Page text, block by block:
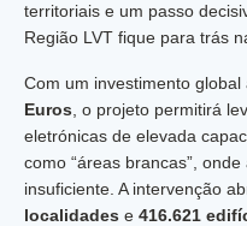
territoriais e um passo
Região LVT fique para trás
Com um investimento global
Euros , o projeto permitirá
eletrónicas de elevada
como “áreas brancas”,
insuficiente. A intervenção
localidades e 416.621